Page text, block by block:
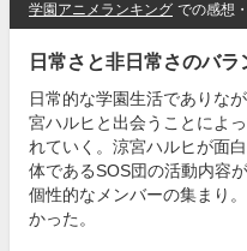
学園アニメランキング での感想
日常さと非日常さのバラ
日常的な学園生活でありな
宮ハルヒと出会うことによ
れていく。涼宮ハルヒが面
体であるSOS団の活動内容
個性的なメンバーの集まり
かった。